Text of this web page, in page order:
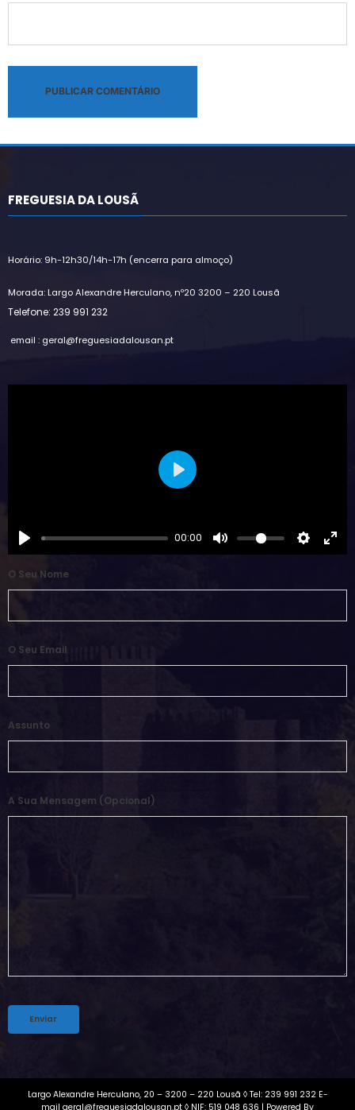
FREGUESIA DA LOUSÃ
Horário: 9h-12h30/14h-17h (encerra para almoço)
Morada: Largo Alexandre Herculano, nº20 3200 – 220 Lousã
Telefone: 239 991 232
email : geral@freguesiadalousan.pt
00:00
Play
O Seu Nome
O Seu Email
Assunto
A Sua Mensagem (opcional)
Largo Alexandre Herculano, 20 – 3200 – 220 Lousã ◊ Tel: 239 991 232 E-
mail geral@freguesiadalousan.pt ◊ NIF: 519 048 636 | Powered By